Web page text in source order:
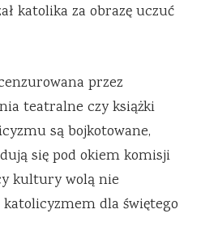
katolika za obrazę uczuć
przez
teatralne czy książki
są bojkotowane,
się pod okiem komisji
kultury wolą nie
dla świętego